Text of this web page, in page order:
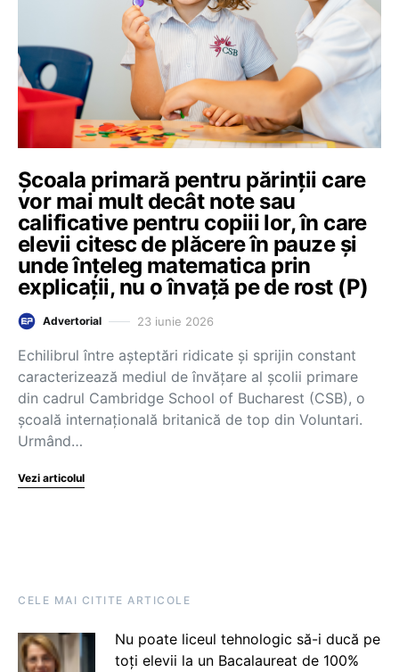
Școala primară pentru părinții care
vor mai mult decât note sau
calificative pentru copiii lor, în care
elevii citesc de plăcere în pauze și
unde înțeleg matematica prin
explicații, nu o învață pe de rost (P)
Advertorial 23 iunie 2026
Echilibrul între așteptări ridicate și sprijin constant
caracterizează mediul de învățare al școlii primare
din cadrul Cambridge School of Bucharest (CSB), o
școală internațională britanică de top din Voluntari.
Urmând…
Vezi articolul
CELE MAI CITITE ARTICOLE
Nu poate liceul tehnologic să-i ducă pe
toți elevii la un Bacalaureat de 100%